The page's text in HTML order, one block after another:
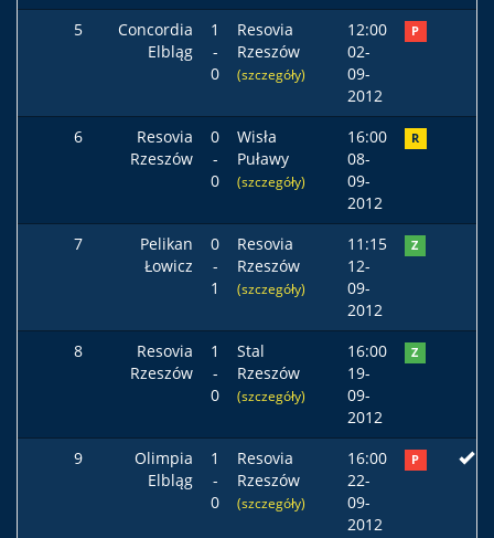
5
Concordia
Elbląg
1
-
0
Resovia
Rzeszów
(szczegóły)
12:00
02-
09-
2012
P
6
Resovia
Rzeszów
0
-
0
Wisła
Puławy
(szczegóły)
16:00
08-
09-
2012
R
7
Pelikan
Łowicz
0
-
1
Resovia
Rzeszów
(szczegóły)
11:15
12-
09-
2012
Z
8
Resovia
Rzeszów
1
-
0
Stal
Rzeszów
(szczegóły)
16:00
19-
09-
2012
Z
9
Olimpia
Elbląg
1
-
0
Resovia
Rzeszów
(szczegóły)
16:00
22-
09-
2012
P